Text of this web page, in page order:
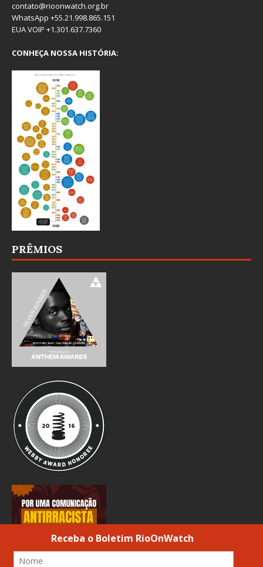
contato@rioonwatch.org.br
WhatsApp +55.21.998.865.151
EUA VOIP +1.301.637.7360
CONHEÇA NOSSA HISTÓRIA:
PRÊMIOS